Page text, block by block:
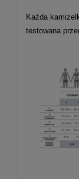
Każda
testowana